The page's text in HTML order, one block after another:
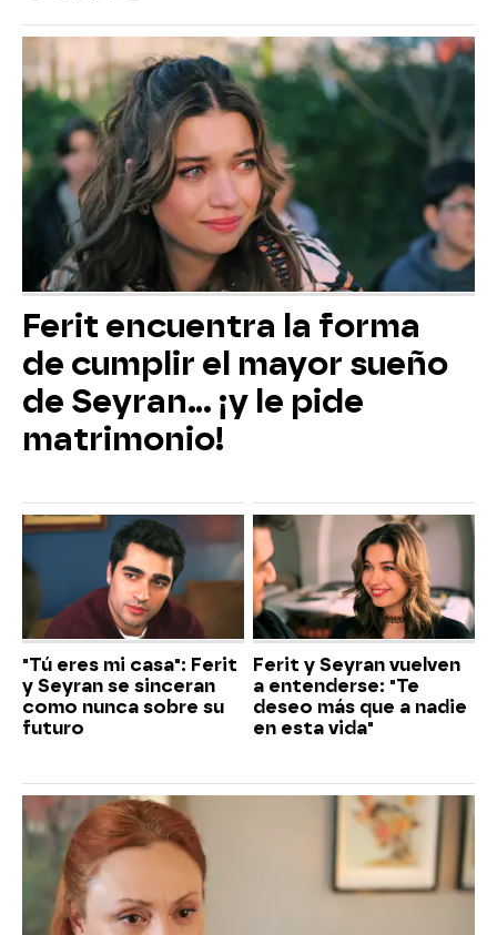
Ferit encuentra la forma
de cumplir el mayor sueño
de Seyran... ¡y le pide
matrimonio!
"Tú eres mi casa": Ferit
y Seyran se sinceran
como nunca sobre su
futuro
Ferit y Seyran vuelven
a entenderse: "Te
deseo más que a nadie
en esta vida"